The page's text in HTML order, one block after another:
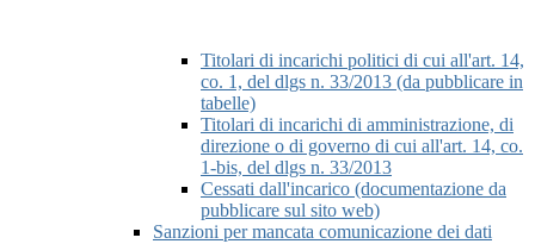
Titolari di incarichi politici di cui all'art. 14,
co. 1, del dlgs n. 33/2013 (da pubblicare in
tabelle)
Titolari di incarichi di amministrazione, di
direzione o di governo di cui all'art. 14, co.
1-bis, del dlgs n. 33/2013
Cessati dall'incarico (documentazione da
pubblicare sul sito web)
Sanzioni per mancata comunicazione dei dati